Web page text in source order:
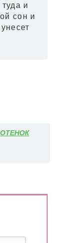
и
сон и